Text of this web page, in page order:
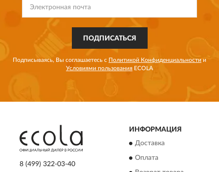
ПОДПИСАТЬСЯ
Подписываясь, Вы соглашаетесь с Политикой Конфиденциальности и
Условиями пользования ECOLA
8 (499) 322-03-40
ИНФОРМАЦИЯ
Доставка
Оплата